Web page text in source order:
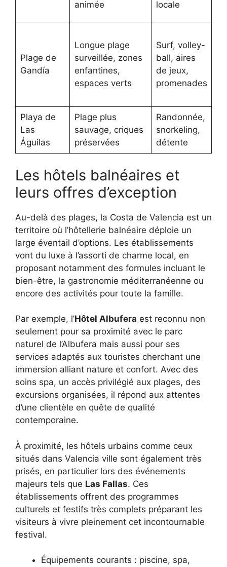
animée locale
Plage de
Gandía
Longue plage
surveillée, zones
enfantines,
espaces verts
Surf, volley-
ball, aires
de jeux,
promenades
Playa de
Las
Águilas
Plage plus
sauvage, criques
préservées
Randonnée,
snorkeling,
détente
Les hôtels balnéaires et
leurs offres d’exception
Au-delà des plages, la Costa de Valencia est un
territoire où l’hôtellerie balnéaire déploie un
large éventail d’options. Les établissements
vont du luxe à l’assorti de charme local, en
proposant notamment des formules incluant le
bien-être, la gastronomie méditerranéenne ou
encore des activités pour toute la famille.
Par exemple, l’Hôtel Albufera est reconnu non
seulement pour sa proximité avec le parc
naturel de l’Albufera mais aussi pour ses
services adaptés aux touristes cherchant une
immersion alliant nature et confort. Avec des
soins spa, un accès privilégié aux plages, des
excursions organisées, il répond aux attentes
d’une clientèle en quête de qualité
contemporaine.
À proximité, les hôtels urbains comme ceux
situés dans Valencia ville sont également très
prisés, en particulier lors des événements
majeurs tels que Las Fallas. Ces
établissements offrent des programmes
culturels et festifs très complets préparant les
visiteurs à vivre pleinement cet incontournable
festival.
Équipements courants : piscine, spa,